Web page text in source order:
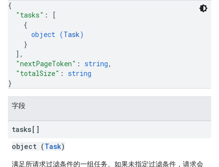
{
"tasks" :
[
{
object (Task)
}
] ,
"nextPageToken" : string,
"totalSize" : string
}
字段
tasks[]
object (Task)
满足所请求过滤条件的一组任务。如果未指定过滤条件，请求会